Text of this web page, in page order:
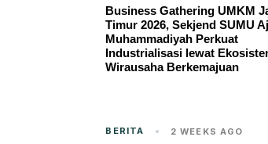
Business Gathering UMKM
Timur 2026, Sekjend SUMU
Muhammadiyah Perkuat
Industrialisasi lewat
Wirausaha Berkemajuan
BERITA 2 WEEKS AGO